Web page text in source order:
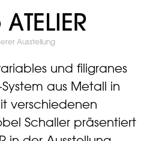
Ausstellung
und filigranes
aus Metall in
verschiedenen
Schaller präsentiert